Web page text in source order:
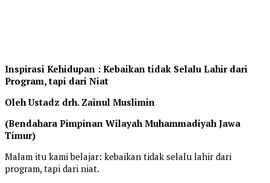
Inspirasi Kehidupan : Kebaikan tidak Selalu Lahir dari
Program, tapi dari Niat
Oleh Ustadz drh. Zainul Muslimin
(Bendahara Pimpinan Wilayah Muhammadiyah Jawa
Timur)
Malam itu kami belajar: kebaikan tidak selalu lahir dari
program, tapi dari niat.